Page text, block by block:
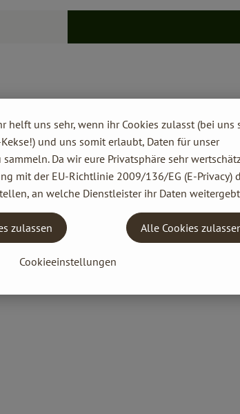
helft uns sehr, wenn ihr Cookies zulasst (bei uns
und uns somit erlaubt, Daten für unser
Da wir eure Privatsphäre sehr
mit der EU-Richtlinie 2009/136/EG (E-Privacy)
an welche Dienstleister ihr Daten
Cookieeinstellungen
zulassen Alle Cookies